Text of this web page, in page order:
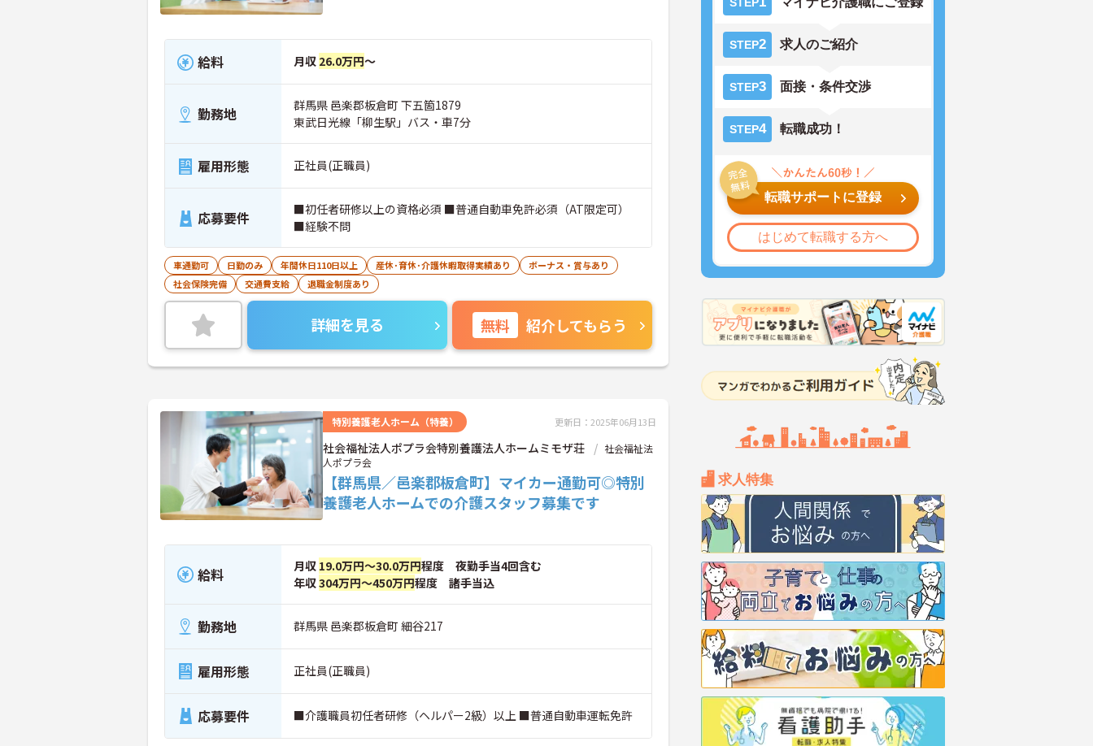
STEP2 求人のご紹介
STEP3 面接・条件交渉
STEP4 転職成功！
転職サポートに登録
はじめて転職する方へ
求人特集
給料 月収 26.0万円～
勤務地
群馬県 邑楽郡板倉町 下五箇1879
東武日光線「柳生駅」バス・車7分
雇用形態 正社員(正職員)
応募要件
■初任者研修以上の資格必須 ■普通自動車免許必須（AT限定可）
■経験不問
車通勤可 日勤のみ 年間休日110日以上 産休･育休･介護休暇取得実績あり
ボーナス・賞与あり
社会保険完備
交通費支給 退職金制度あり
詳細を見る 無料 紹介してもらう
特別養護老人ホーム（特養） 更新日：2025年06月13日
社会福祉法人ポプラ会特別養護法人ホームミモザ荘
社会福祉法
人ポプラ会
【群馬県／邑楽郡板倉町】マイカー通勤可◎特別
養護老人ホームでの介護スタッフ募集です
給料 月収 19.0万円～30.0万円程度 夜勤手当4回含む
年収304万円～450万円程度 諸手当込
勤務地 群馬県 邑楽郡板倉町 細谷217
雇用形態 正社員(正職員)
応募要件 ■介護職員初任者研修（ヘルパー2級）以上 ■普通自動車運転免許